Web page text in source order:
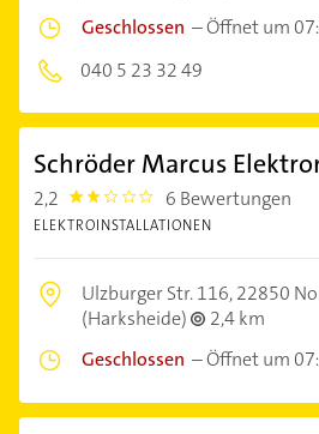
Geschlossen –Öffnet um
040 5 23 32 49
Schröder Marcus
2,2 2.2 6 Bewertungen
ELEKTROINSTALLATIONEN
Ulzburger Str. 116,22850
(Harksheide)
2,4 km
Geschlossen –Öffnet um